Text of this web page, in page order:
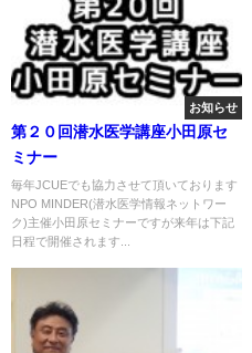
お知らせ
第２０回潜水医学講座小田原セ
ミナー
毎年JCUEでも協力させて頂いております
NPO MINDER(潜水医学情報ネットワー
ク)主催小田原セミナーですが来年は下記
日程で開催されます...